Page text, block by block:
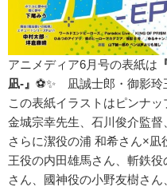
アニメディア6月号の表紙は
凪-』 ⚽✨ 凪誠士郎・御影
この表紙イラストはピンナ
金城宗幸先生、石川俊介監
さらに潔役の浦 和希さん×
王役の内田雄馬さん、斬鉄
さん、國神役の小野友樹さ